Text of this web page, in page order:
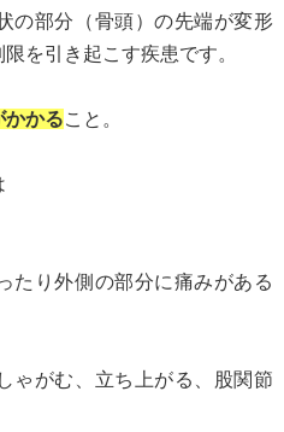
の部分（骨頭）の先端が変形
を引き起こす疾患です。
かかること。
たり外側の部分に痛みがある
ゃがむ、立ち上がる、股関節